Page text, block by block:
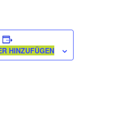
HINZUFÜGEN